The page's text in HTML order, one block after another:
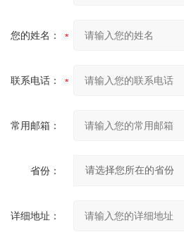
您的姓名：
联系电话：
常用邮箱：
省份：
详细地址：